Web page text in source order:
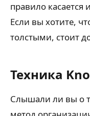
правило касается
Если вы хотите,
толстыми, стоит
Техника
Слышали ли вы о